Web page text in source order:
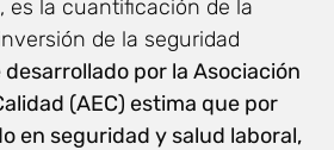
es la cuantificación de la
de la seguridad
por la Asociación
(AEC) estima que por
en seguridad y salud laboral,